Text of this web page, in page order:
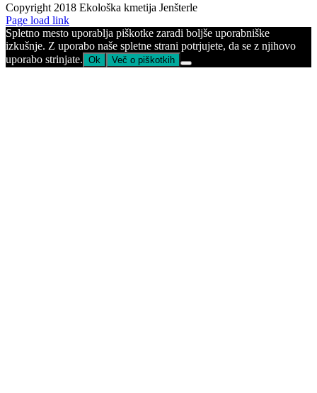
Copyright 2018 Ekološka kmetija Jenšterle
Page load link
Spletno mesto uporablja piškotke zaradi boljše uporabniške
izkušnje. Z uporabo naše spletne strani potrjujete, da se z njihovo
uporabo strinjate. Ok Več o piškotkih